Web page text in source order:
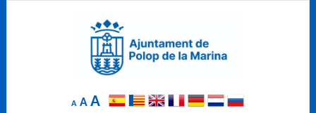
A
Reducir
elA Tamaño
AAumentar